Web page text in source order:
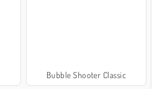
Bubble Shooter Classic